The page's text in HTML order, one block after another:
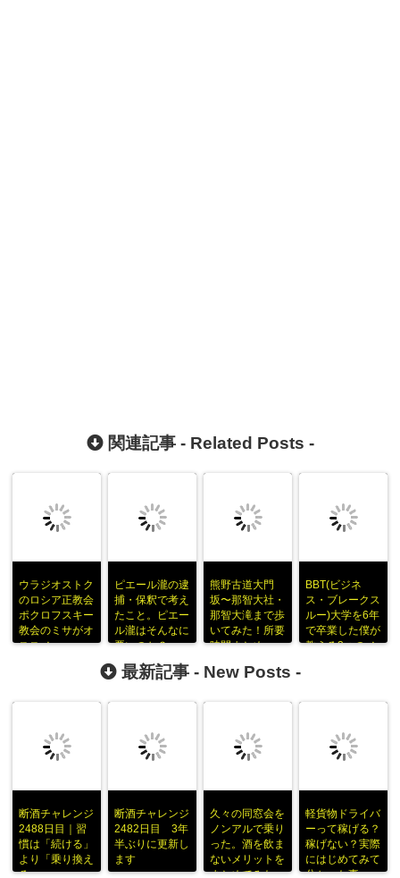
関連記事 - Related Posts -
ウラジオストク
のロシア正教会
ポクロフスキー
教会のミサがオ
ススメ
ピエール瀧の逮
捕・保釈で考え
たこと。ピエー
ル瀧はそんなに
悪いのか？
熊野古道大門
坂〜那智大社・
那智大滝まで歩
いてみた！所要
時間まとめ
BBT(ビジネ
ス・ブレークス
ルー)大学を6年
で卒業した僕が
教える3つのメ
最新記事 - New Posts -
断酒チャレンジ
2488日目｜習
慣は「続ける」
より「乗り換え
る」
断酒チャレンジ
2482日目 3年
半ぶりに更新し
ます
久々の同窓会を
ノンアルで乗り
った。酒を飲ま
ないメリットを
まとめてみた
軽貨物ドライバ
ーって稼げる？
稼げない？実際
にはじめてみて
分かった事